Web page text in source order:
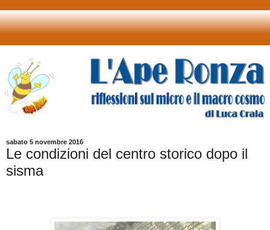
sabato 5 novembre 2016
Le condizioni del centro storico dopo il
sisma